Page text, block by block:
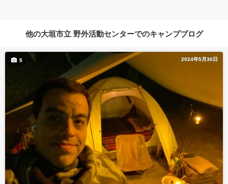
他の大垣市立 野外活動センターでのキャンプブログ
2024年5月30日
5